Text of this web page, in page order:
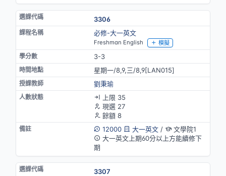
3306
必修-大一英文
Freshman English 模擬
3-3
星期一/8,9,三/8,9[LAN015]
劉秉瑜
上限 35
現選 27
餘額 8
12000
大一英文/
文學院1
大一英文上期60分以上方能續修下
期
3307